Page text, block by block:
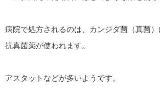
病院で処方されるのは、カンジダ菌（真菌
抗真菌薬が使われます。
アスタットなどが多いようです。